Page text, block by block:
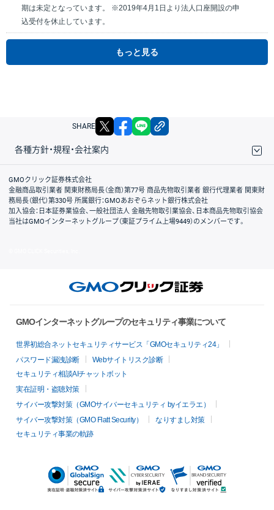
期は未定となっています。 ※2019年4月1日より法人口座開設の申
込受付を休止しています。
もっと見る
SHARE X facebook
各種方針・規程・会社案内
取引規程・約款
サイトマップ
その他のご案内
個人情報保護方針
最良執行方針
サイトのご利用について
ディスクレイマー
信託保全
リスク説明
会社案内
GMOクリック証券株式会社
金融商品取引業者 関東財務局長（金商）第77号 商品先物取引業者 銀行代理業者 関東財
務局長（銀代）第330号 所属銀行：GMOあおぞらネット銀行株式会社
加入協会：日本証券業協会、一般社団法人 金融先物取引業協会、日本商品先物取引協会
当社はGMOインターネットグループ（東証プライム上場9449）のメンバーです。
GMOインターネットグループのセキュリティ事業について
世界初総合ネットセキュリティサービス「GMOセキュリティ24」
パスワード漏洩診断
Webサイトリスク診断
セキュリティ相談AIチャットボット
実在証明・盗聴対策
サイバー攻撃対策（GMOサイバーセキュリティ byイエラエ）
サイバー攻撃対策（GMO Flatt Security）
なりすまし対策
セキュリティ事業の軌跡